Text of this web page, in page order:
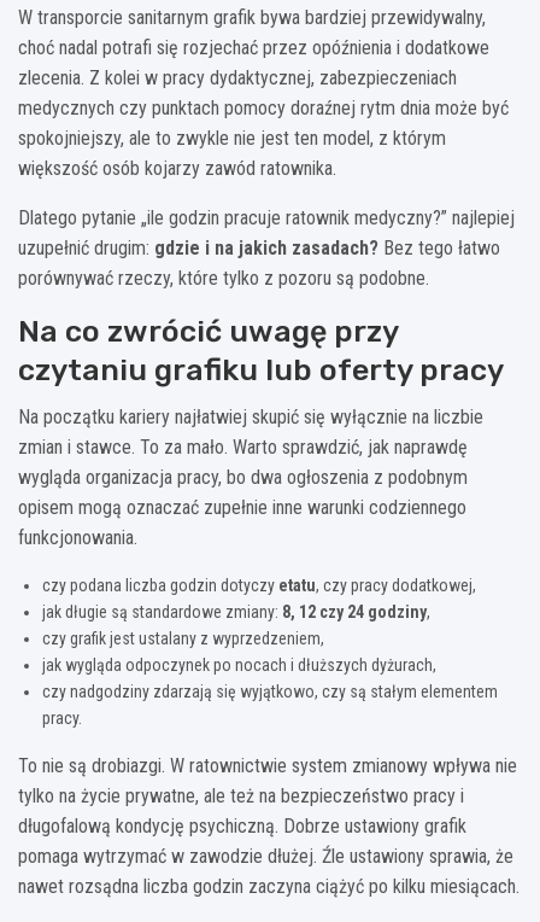
W transporcie sanitarnym grafik bywa bardziej przewidywalny,
choć nadal potrafi się rozjechać przez opóźnienia i dodatkowe
zlecenia. Z kolei w pracy dydaktycznej, zabezpieczeniach
medycznych czy punktach pomocy doraźnej rytm dnia może być
spokojniejszy, ale to zwykle nie jest ten model, z którym
większość osób kojarzy zawód ratownika.
Dlatego pytanie „ile godzin pracuje ratownik medyczny?” najlepiej
uzupełnić drugim: gdzie i na jakich zasadach? Bez tego łatwo
porównywać rzeczy, które tylko z pozoru są podobne.
Na co zwrócić uwagę przy
czytaniu grafiku lub oferty pracy
Na początku kariery najłatwiej skupić się wyłącznie na liczbie
zmian i stawce. To za mało. Warto sprawdzić, jak naprawdę
wygląda organizacja pracy, bo dwa ogłoszenia z podobnym
opisem mogą oznaczać zupełnie inne warunki codziennego
funkcjonowania.
czy podana liczba godzin dotyczy etatu, czy pracy dodatkowej,
jak długie są standardowe zmiany: 8, 12 czy 24 godziny,
czy grafik jest ustalany z wyprzedzeniem,
jak wygląda odpoczynek po nocach i dłuższych dyżurach,
czy nadgodziny zdarzają się wyjątkowo, czy są stałym elementem
pracy.
To nie są drobiazgi. W ratownictwie system zmianowy wpływa nie
tylko na życie prywatne, ale też na bezpieczeństwo pracy i
długofalową kondycję psychiczną. Dobrze ustawiony grafik
pomaga wytrzymać w zawodzie dłużej. Źle ustawiony sprawia, że
nawet rozsądna liczba godzin zaczyna ciążyć po kilku miesiącach.